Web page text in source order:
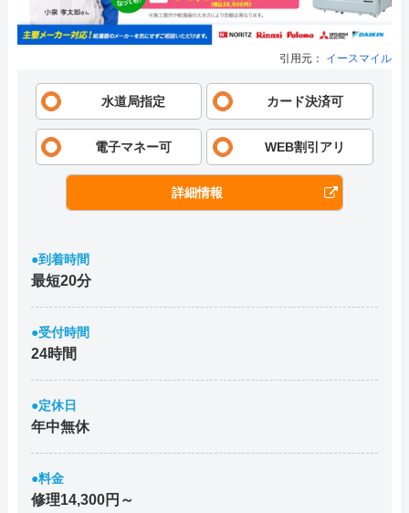
引用元： イースマイル
水道局指定 カード決済可
電子マネー可 WEB割引アリ
詳細情報
●到着時間
最短20分
●受付時間
24時間
●定休日
年中無休
●料金
修理14,300円～